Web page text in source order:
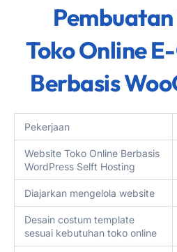
Toko Online
Berbasis
Pekerjaan
Website Toko Online Berbasis
WordPress Selft Hosting
Diajarkan mengelola website
Desain costum template
sesuai kebutuhan toko online